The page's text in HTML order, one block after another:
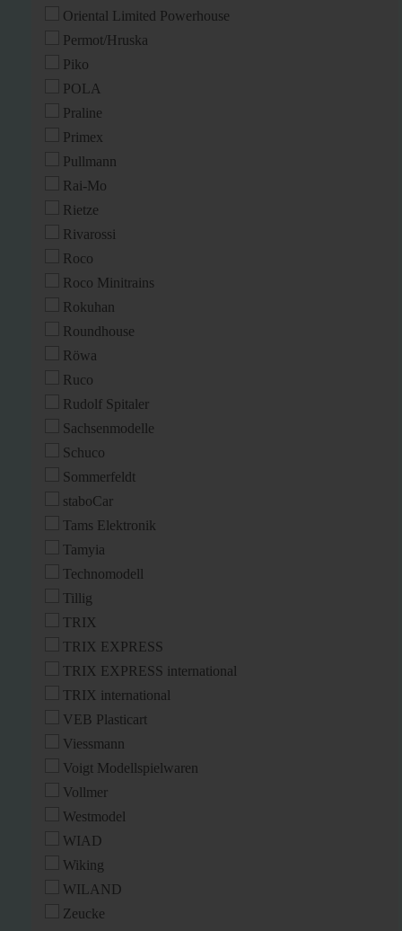
Oriental Limited Powerhouse
Permot/Hruska
Piko
POLA
Praline
Primex
Pullmann
Rai-Mo
Rietze
Rivarossi
Roco
Roco Minitrains
Rokuhan
Roundhouse
Röwa
Ruco
Rudolf Spitaler
Sachsenmodelle
Schuco
Sommerfeldt
staboCar
Tams Elektronik
Tamyia
Technomodell
Tillig
TRIX
TRIX EXPRESS
TRIX EXPRESS international
TRIX international
VEB Plasticart
Viessmann
Voigt Modellspielwaren
Vollmer
Westmodel
WIAD
Wiking
WILAND
Zeucke